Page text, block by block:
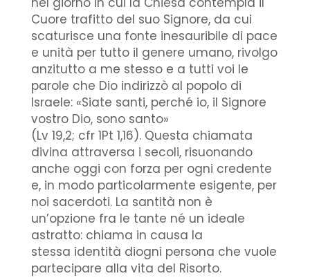
Cuore trafitto del suo Signore, da cui
scaturisce una fonte inesauribile di pace
e unità per tutto il genere umano, rivolgo
anzitutto a me stesso e a tutti voi le
parole che Dio indirizzò al popolo di
Israele: «Siate santi, perché io, il Signore
vostro Dio, sono santo»
(Lv 19,2; cfr 1Pt 1,16). Questa chiamata
divina attraversa i secoli, risuonando
anche oggi con forza per ogni credente
e, in modo particolarmente esigente, per
noi sacerdoti. La santità non è
un’opzione fra le tante né un ideale
astratto: chiama in causa la
stessa identità diogni persona che vuole
partecipare alla vita del Risorto.